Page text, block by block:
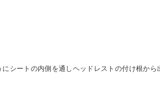
シートの内側を通しヘッドレストの付け根から